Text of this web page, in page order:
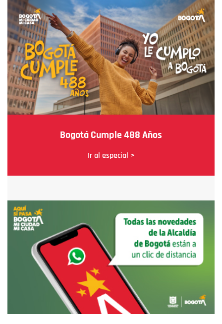
Bogotá Cumple 488 Años
Ir al especial >